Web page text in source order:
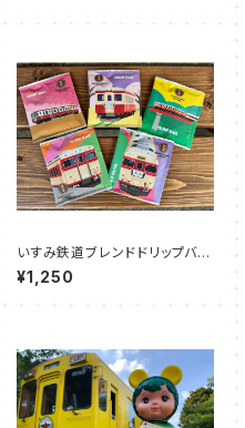
いすみ鉄道ブレンドドリップバッ
グ 【キハ車両】（５袋セット）
¥1,250